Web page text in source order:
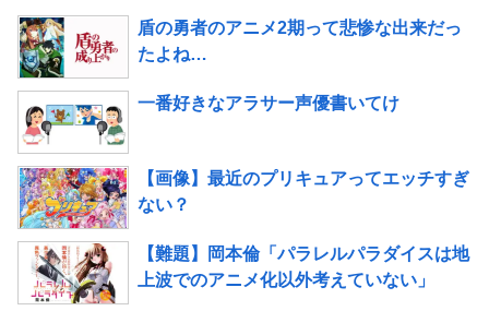
盾の勇者のアニメ2期って悲惨な出来だっ
たよね…
一番好きなアラサー声優書いてけ
【画像】最近のプリキュアってエッチすぎ
ない？
【難題】岡本倫「パラレルパラダイスは地
上波でのアニメ化以外考えていない」